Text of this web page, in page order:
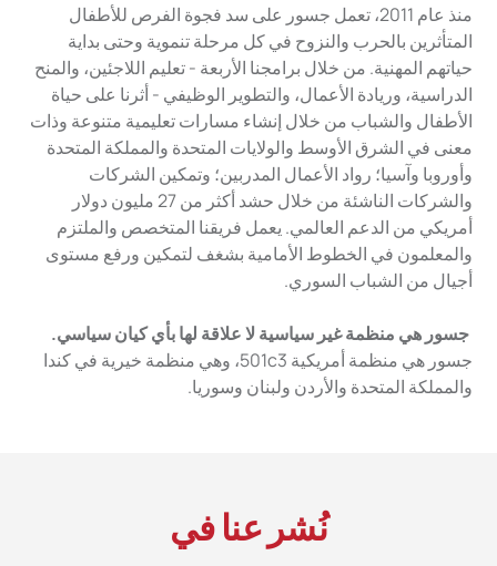
منذ عام 2011، تعمل جسور على سد فجوة الفرص للأطفال
المتأثرين بالحرب والنزوح في كل مرحلة تنموية وحتى بداية
حياتهم المهنية. من خلال برامجنا الأربعة - تعليم اللاجئين، والمنح
الدراسية، وريادة الأعمال، والتطوير الوظيفي - أثرنا على حياة
الأطفال والشباب من خلال إنشاء مسارات تعليمية متنوعة وذات
معنى في الشرق الأوسط والولايات المتحدة والمملكة المتحدة
وأوروبا وآسيا؛ رواد الأعمال المدربين؛ وتمكين الشركات
والشركات الناشئة من خلال حشد أكثر من 27 مليون دولار
أمريكي من الدعم العالمي. يعمل فريقنا المتخصص والملتزم
والمعلمون في الخطوط الأمامية بشغف لتمكين ورفع مستوى
أجيال من الشباب السوري.
جسور هي منظمة غير سياسية لا علاقة لها بأي كيان سياسي.
جسور هي منظمة أمريكية 501c3، وهي منظمة خيرية في كندا
والمملكة المتحدة والأردن ولبنان وسوريا.
نُشر عنا في